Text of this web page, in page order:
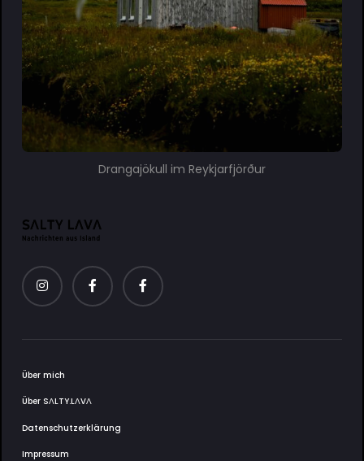
Drangajökull im Reykjarfjörður
Über mich
Über SΛLTY.LΛVΛ
Datenschutzerklärung
Impressum